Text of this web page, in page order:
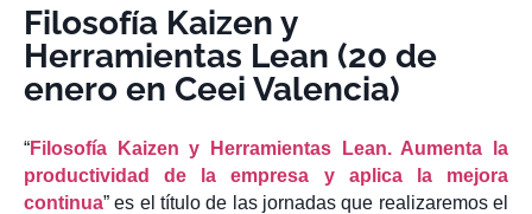
Filosofía Kaizen y
Herramientas Lean (20 de
enero en Ceei Valencia)
“Filosofía Kaizen y Herramientas Lean. Aumenta la
productividad de la empresa y aplica la mejora
continua” es el título de las jornadas que realizaremos el